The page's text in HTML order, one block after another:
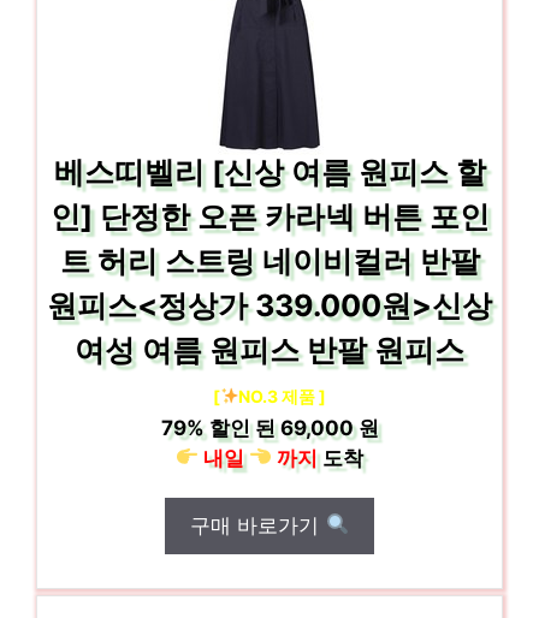
베스띠벨리 [신상 여름 원피스 할
인] 단정한 오픈 카라넥 버튼 포인
트 허리 스트링 네이비컬러 반팔
원피스<정상가 339.000원>신상
여성 여름 원피스 반팔 원피스
[ NO.3 제품 ]
79%할인 된69,000 원
내일
까지도착
구매 바로가기